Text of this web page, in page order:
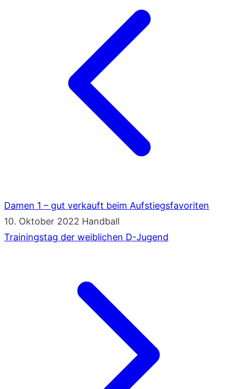
Damen 1 – gut verkauft beim Aufstiegsfavoriten
10. Oktober 2022 Handball
Trainingstag der weiblichen D-Jugend